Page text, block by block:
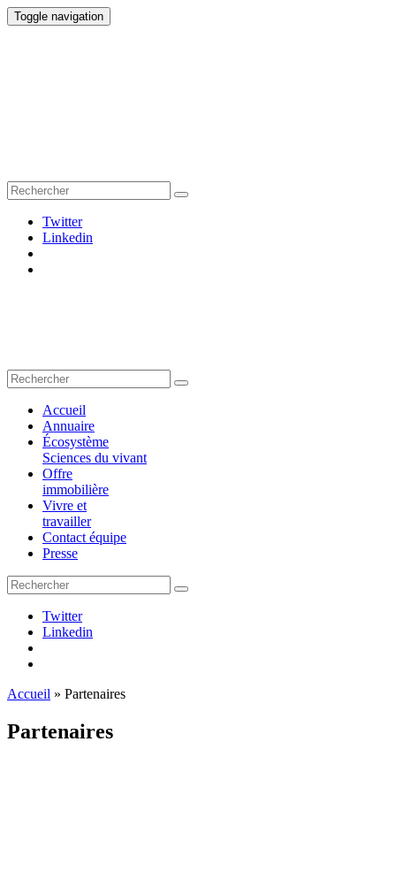
Toggle navigation
Twitter
Linkedin
Accueil
Annuaire
Écosystème
Sciences du vivant
Offre
immobilière
Vivre et
travailler
Contact équipe
Presse
Twitter
Linkedin
Accueil » Partenaires
Partenaires